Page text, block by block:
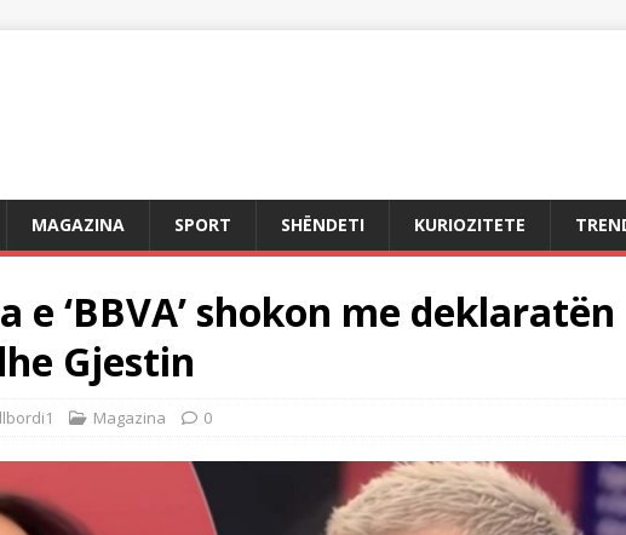
MAGAZINA SPORT SHËNDETI KURIOZITETE
e ‘BBVA’ shokon me deklaratën
Gjestin
Magazina 0